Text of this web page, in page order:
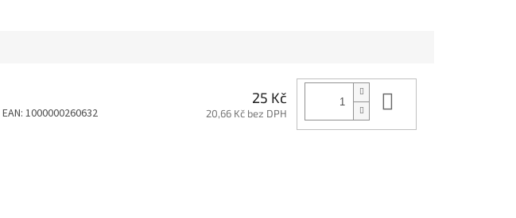
EAN: 1000000260632
25 Kč
20,66 Kč bez DPH